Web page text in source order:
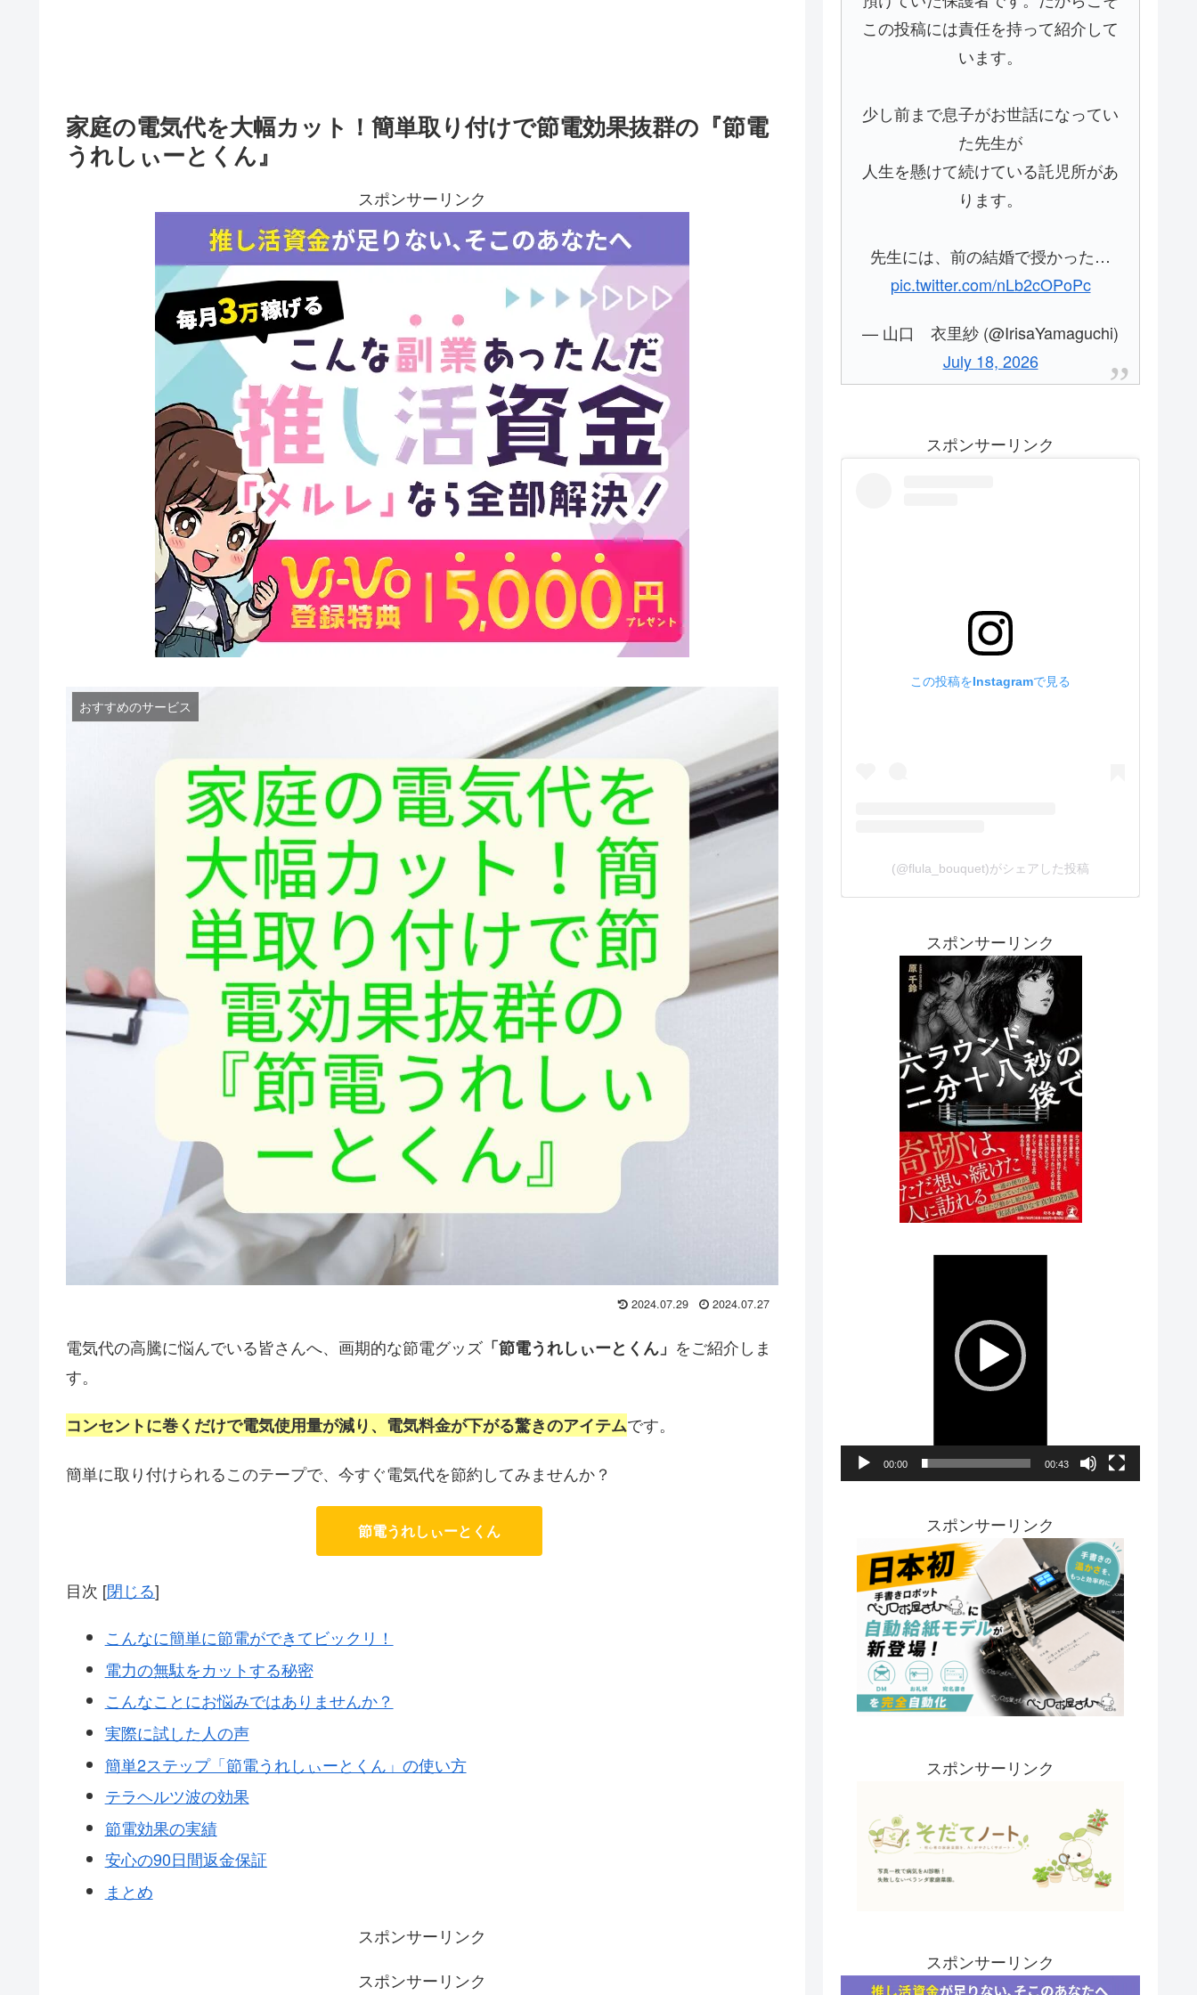
家庭の電気代を大幅カット！簡単取り付けで節電効果抜群の『節電
うれしぃーとくん』
スポンサーリンク
おすすめのサービス
2024.07.29 2024.07.27
電気代の高騰に悩んでいる皆さんへ、画期的な節電グッズ 「節電うれしぃーとくん」 をご紹介しま
す。
コンセントに巻くだけで電気使用量が減り、電気料金が下がる驚きのアイテムです。
簡単に取り付けられるこのテープで、今すぐ電気代を節約してみませんか？
節電うれしぃーとくん
目次 [閉じる]
こんなに簡単に節電ができてビックリ！
電力の無駄をカットする秘密
こんなことにお悩みではありませんか？
実際に試した人の声
簡単2ステップ「節電うれしぃーとくん」の使い方
テラヘルツ波の効果
節電効果の実績
安心の90日間返金保証
まとめ
スポンサーリンク
スポンサーリンク
この投稿には責任を持って紹介して
います。
少し前まで息子がお世話になってい
た先生が
人生を懸けて続けている託児所があ
ります。
先生には、前の結婚で授かった…
pic.twitter.com/nLb2cOPoPc
— 山口 衣里紗 (@IrisaYamaguchi)
July 18, 2026
スポンサーリンク
この投稿をInstagramで見る
(@flula_bouquet)がシェアした投稿
スポンサーリンク
レ
ー
ヤ
00:00 00:43
スポンサーリンク
スポンサーリンク
スポンサーリンク